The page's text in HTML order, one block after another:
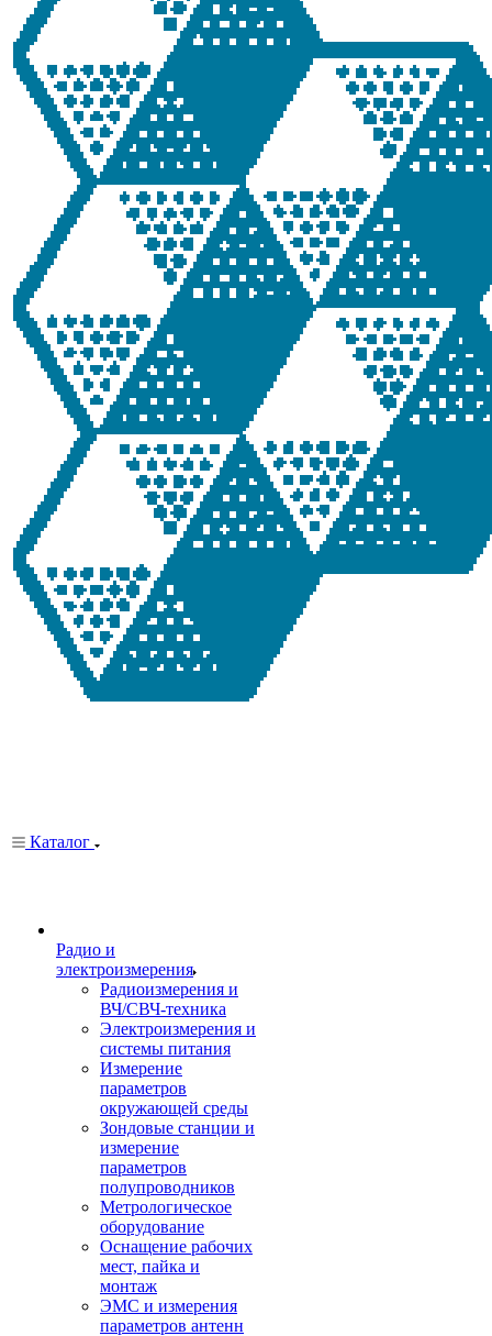
Каталог
Радио и
электроизмерения
Радиоизмерения и
ВЧ/СВЧ-техника
Электроизмерения и
системы питания
Измерение
параметров
окружающей среды
Зондовые станции и
измерение
параметров
полупроводников
Метрологическое
оборудование
Оснащение рабочих
мест, пайка и
монтаж
ЭМС и измерения
параметров антенн